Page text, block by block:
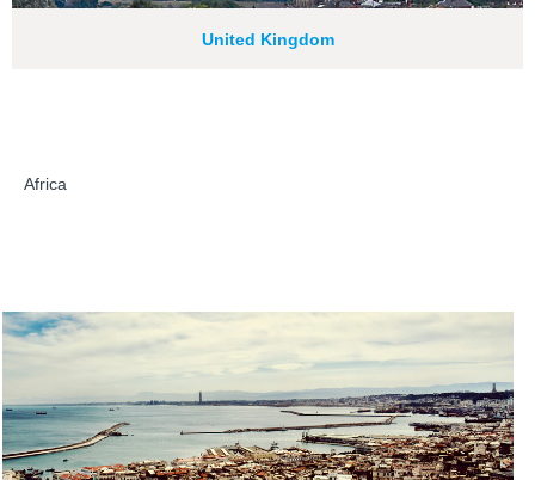
United Kingdom
Africa